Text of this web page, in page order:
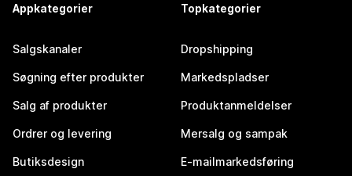
Appkategorier
Salgskanaler
Søgning efter produkter
Salg af produkter
Ordrer og levering
Butiksdesign
Topkategorier
Dropshipping
Markedspladser
Produktanmeldelser
Mersalg og sampak
E-mailmarkedsføring